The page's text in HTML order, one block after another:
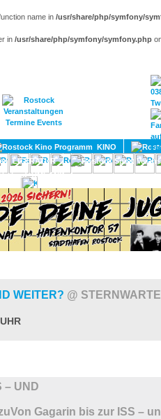
name in /usr/share/php/symfony/
in /usr/share/php/symfony/symfony.php
KINO
LITERATUR
UMLAND
WEITER? @
– UND